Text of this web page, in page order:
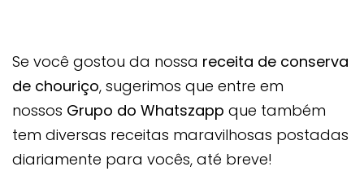
Se você gostou da nossa receita de conserva
de chouriço, sugerimos que entre em
nossos Grupo do Whatszapp que também
tem diversas receitas maravilhosas postadas
diariamente para vocês, até breve!